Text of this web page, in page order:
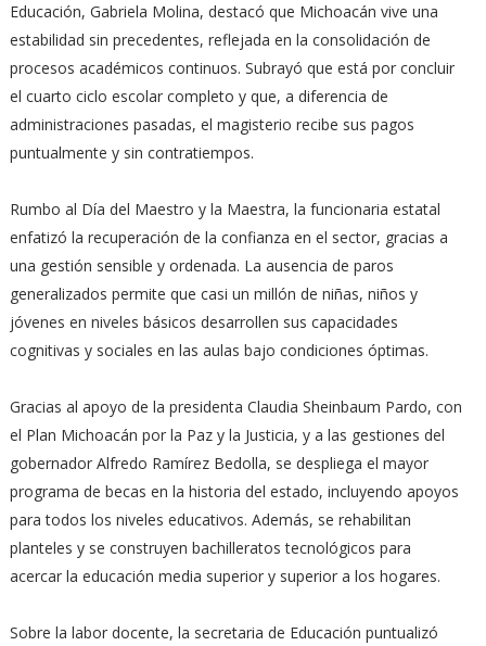
Educación, Gabriela Molina, destacó que Michoacán vive una
estabilidad sin precedentes, reflejada en la consolidación de
procesos académicos continuos. Subrayó que está por concluir
el cuarto ciclo escolar completo y que, a diferencia de
administraciones pasadas, el magisterio recibe sus pagos
puntualmente y sin contratiempos.
Rumbo al Día del Maestro y la Maestra, la funcionaria estatal
enfatizó la recuperación de la confianza en el sector, gracias a
una gestión sensible y ordenada. La ausencia de paros
generalizados permite que casi un millón de niñas, niños y
jóvenes en niveles básicos desarrollen sus capacidades
cognitivas y sociales en las aulas bajo condiciones óptimas.
Gracias al apoyo de la presidenta Claudia Sheinbaum Pardo, con
el Plan Michoacán por la Paz y la Justicia, y a las gestiones del
gobernador Alfredo Ramírez Bedolla, se despliega el mayor
programa de becas en la historia del estado, incluyendo apoyos
para todos los niveles educativos. Además, se rehabilitan
planteles y se construyen bachilleratos tecnológicos para
acercar la educación media superior y superior a los hogares.
Sobre la labor docente, la secretaria de Educación puntualizó